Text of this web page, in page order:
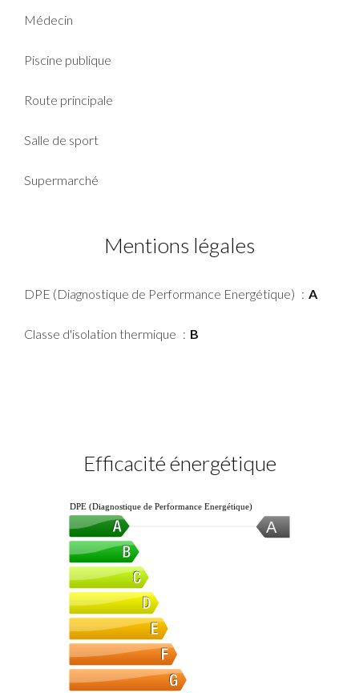
Médecin
Piscine publique
Route principale
Salle de sport
Supermarché
Mentions légales
DPE (Diagnostique de Performance Energétique) A
Classe d'isolation thermique B
Efficacité énergétique
A
DPE (Diagnostique de Performance Energétique)